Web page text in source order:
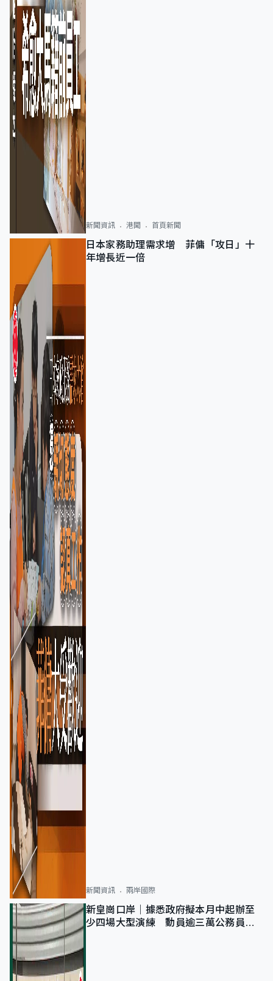
新聞資訊 港聞 首頁新聞
日本家務助理需求增 菲傭「攻日」十
年增長近一倍
新聞資訊 兩岸國際
新皇崗口岸｜據悉政府擬本月中起辦至
少四場大型演練 動員逾三萬公務員人